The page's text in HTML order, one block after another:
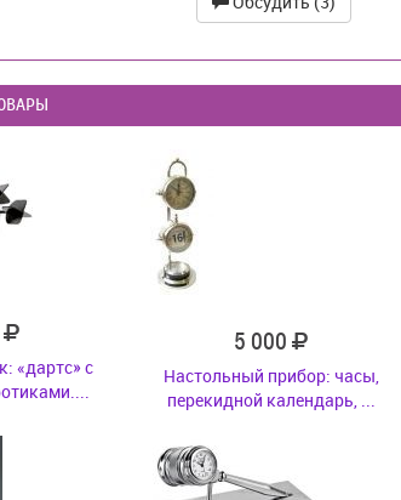
«дартс» с
5 000
Настольный прибор: часы,
перекидной календарь, ...